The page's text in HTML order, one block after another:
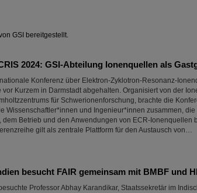
GSI bereitgestellt.
2024: GSI-Abteilung Ionenquellen als
Konferenz über Elektron-Zyklotron-Resonanz-
vor Kurzem in Darmstadt abgehalten. Organisiert von der
für Schwerionenforschung, brachte die
Wissenschaftler*innen und Ingenieur*innen zusammen, die
dem Betrieb und den Anwendungen von ECR-Ionenquellen
gilt als zentrale Plattform für den Austausch von…
besucht FAIR gemeinsam mit BMBF und
Professor Abhay Karandikar, Staatssekretär im